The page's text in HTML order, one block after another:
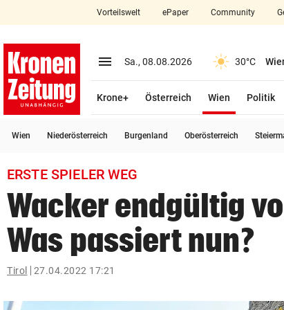
closeSchließen
account_circle Anmelden
arrow_right
bookmark
search
Suchbegriff
eingeben
Vorteilswelt ePaper Community
menu Menü aufklappen
Sa., 08.08.2026 30°C
Krone+ Österreich Wien
Politik
Wien Niederösterreich Burgenland Oberösterreich
ERSTE SPIELER WEG
Wacker endgültig
Was passiert nun?
Tirol 27.04.2022 17:21